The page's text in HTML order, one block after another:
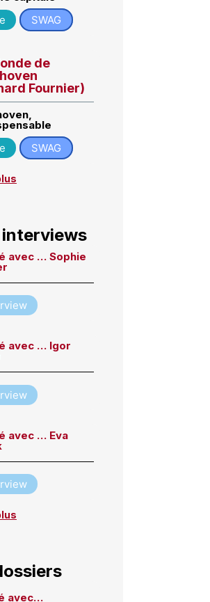
SWAG
de
Fournier)
SWAG
interviews
avec … Sophie
avec … Igor
avec … Eva
avec…